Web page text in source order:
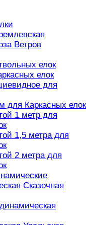
Ветров
елок
елок
для
для Каркасных елок
1 метр для
1,5 метра для
2 метра для
Сказочная